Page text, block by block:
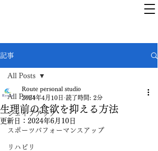
記事
All Posts
シェイプアップ
スポーツパフォーマンスアップ
リハビリ
All Posts
生理前の食欲を抑える方法
Route personal studio
2024年4月10日 読了時間: 2分
更新日： 2024年6月10日